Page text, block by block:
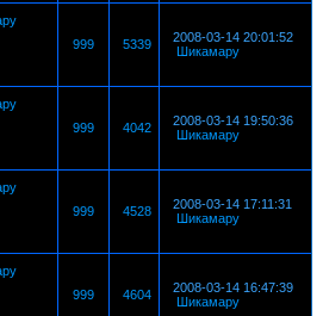
999 5339
2008-03-14 20:01:52
Шикамару
999 4042
2008-03-14 19:50:36
Шикамару
999 4528
2008-03-14 17:11:31
Шикамару
999 4604
2008-03-14 16:47:39
Шикамару